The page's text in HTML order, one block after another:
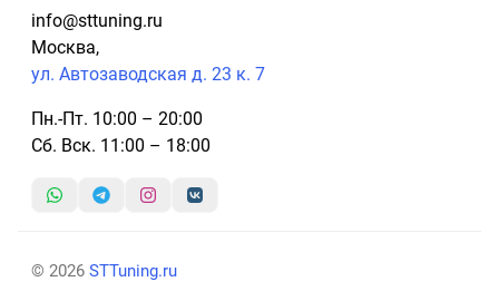
info@sttuning.ru
Москва,
ул. Автозаводская д. 23 к. 7
Пн.-Пт. 10:00 – 20:00
Сб. Вск. 11:00 – 18:00
© 2026 STTuning.ru